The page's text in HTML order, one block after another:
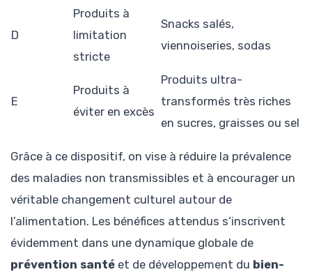
D
Produits à
limitation
stricte
Snacks salés,
viennoiseries, sodas
E
Produits à
éviter en excès
Produits ultra-
transformés très riches
en sucres, graisses ou sel
Grâce à ce dispositif, on vise à réduire la prévalence
des maladies non transmissibles et à encourager un
véritable changement culturel autour de
l’alimentation. Les bénéfices attendus s’inscrivent
évidemment dans une dynamique globale de
prévention santé et de développement du bien-